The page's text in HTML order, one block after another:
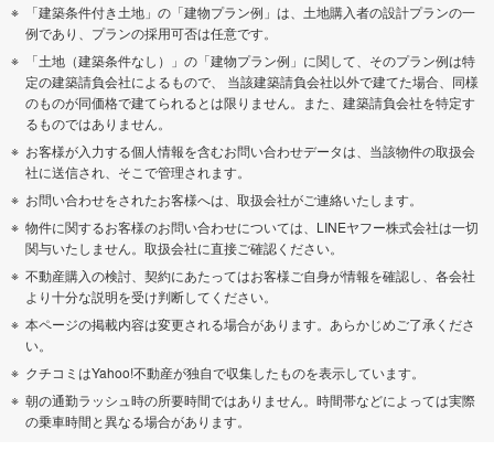
「建築条件付き土地」の「建物プラン例」は、土地購入者の設計プランの一
例であり、プランの採用可否は任意です。
「土地（建築条件なし）」の「建物プラン例」に関して、そのプラン例は特
定の建築請負会社によるもので、 当該建築請負会社以外で建てた場合、同様
のものが同価格で建てられるとは限りません。また、建築請負会社を特定す
るものではありません。
お客様が入力する個人情報を含むお問い合わせデータは、当該物件の取扱会
社に送信され、そこで管理されます。
お問い合わせをされたお客様へは、取扱会社がご連絡いたします。
物件に関するお客様のお問い合わせについては、LINEヤフー株式会社は一切
関与いたしません。取扱会社に直接ご確認ください。
不動産購入の検討、契約にあたってはお客様ご自身が情報を確認し、各会社
より十分な説明を受け判断してください。
本ページの掲載内容は変更される場合があります。あらかじめご了承くださ
い。
クチコミはYahoo!不動産が独自で収集したものを表示しています。
朝の通勤ラッシュ時の所要時間ではありません。時間帯などによっては実際
の乗車時間と異なる場合があります。